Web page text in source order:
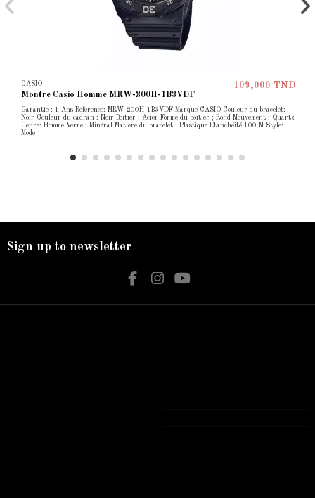
CASIO
Montre Casio Homme MRW-200H-1B3VDF
109,000 TND
Garantie : 1 Ans Réference: MRW-200H-1B3VDF Marque CASIO Couleur du bracelet:
Noir Couleur du cadran : Noir Boitier : Acier Forme du boîtier : Rond Mouvement : Quartz
Genre: Homme Verre : Minéral Matière du bracelet : Plastique Étanchéité 100 M Style:
Mode
Sign up to newsletter